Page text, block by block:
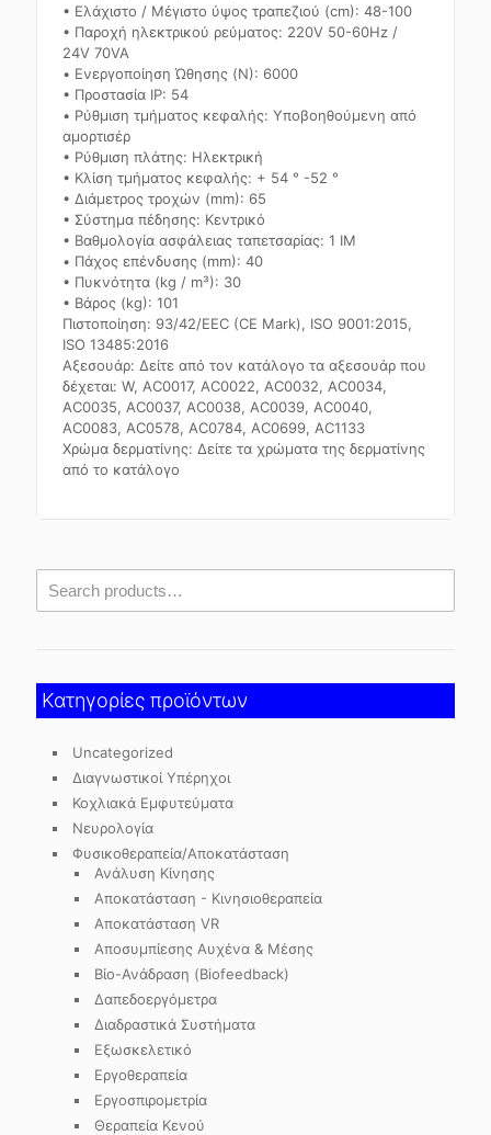
• Ελάχιστο / Μέγιστο ύψος τραπεζιού (cm): 48-100
• Παροχή ηλεκτρικού ρεύματος: 220V 50-60Hz /
24V 70VA
• Ενεργοποίηση Ώθησης (N): 6000
• Προστασία IP: 54
• Ρύθμιση τμήματος κεφαλής: Υποβοηθούμενη από
αμορτισέρ
• Ρύθμιση πλάτης: Ηλεκτρική
• Κλίση τμήματος κεφαλής: + 54 ° -52 °
• Διάμετρος τροχών (mm): 65
• Σύστημα πέδησης: Κεντρικό
• Βαθμολογία ασφάλειας ταπετσαρίας: 1 IM
• Πάχος επένδυσης (mm): 40
• Πυκνότητα (kg / m³): 30
• Βάρος (kg): 101
Πιστοποίηση: 93/42/EEC (CE Mark), ISO 9001:2015,
ISO 13485:2016
Αξεσουάρ: Δείτε από τον κατάλογο τα αξεσουάρ που
δέχεται: W, AC0017, AC0022, AC0032, AC0034,
AC0035, AC0037, AC0038, AC0039, AC0040,
AC0083, AC0578, AC0784, AC0699, AC1133
Χρώμα δερματίνης: Δείτε τα χρώματα της δερματίνης
από το κατάλογο
Κατηγορίες προϊόντων
Uncategorized
Διαγνωστικοί Υπέρηχοι
Κοχλιακά Εμφυτεύματα
Νευρολογία
Φυσικοθεραπεία/Αποκατάσταση
Ανάλυση Κίνησης
Αποκατάσταση - Κινησιοθεραπεία
Αποκατάσταση VR
Αποσυμπίεσης Αυχένα & Μέσης
Βίο-Ανάδραση (Biofeedback)
Δαπεδοεργόμετρα
Διαδραστικά Συστήματα
Εξωσκελετικό
Εργοθεραπεία
Εργοσπιρομετρία
Θεραπεία Κενού